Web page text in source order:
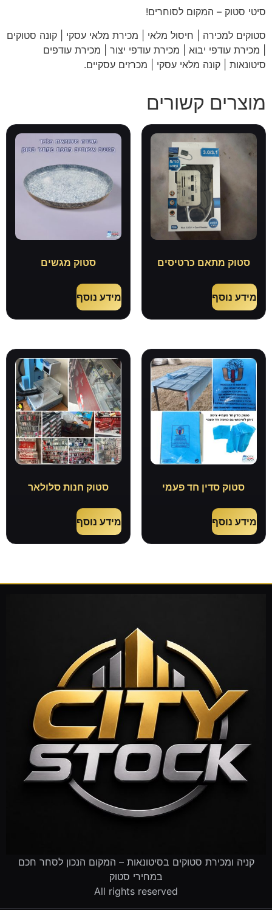
סיטי סטוק – המקום לסוחרים!
סטוקים למכירה | חיסול מלאי | מכירת מלאי עסקי | קונה סטוקים
| מכירת עודפי יבוא | מכירת עודפי יצור | מכירת עודפים
סיטונאות | קונה מלאי עסקי | מכרזים עסקיים.
מוצרים קשורים
סטוק מתאם כרטיסים
מידע נוסף
סטוק מגשים
מידע נוסף
סטוק סדין חד פעמי
מידע נוסף
סטוק חנות סלולאר
מידע נוסף
קניה ומכירת סטוקים בסיטונאות – המקום הנכון לסחר חכם
במחירי סטוק
All rights reserved